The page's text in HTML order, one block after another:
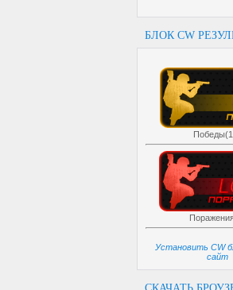
БЛОК CW
Установить CW
сайт